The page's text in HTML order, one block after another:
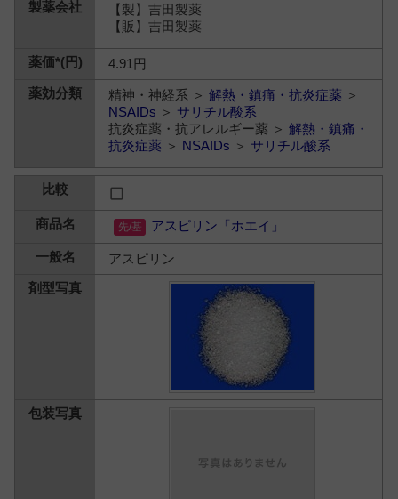
【製】吉田製薬
【販】吉田製薬
4.91円
精神・神経系 ＞解熱・鎮痛・抗炎症薬 ＞
NSAIDs ＞ サリチル酸系
抗炎症薬・抗アレルギー薬 ＞解熱・鎮痛・
抗炎症薬 ＞ NSAIDs ＞ サリチル酸系
アスピリン「ホエイ」
アスピリン